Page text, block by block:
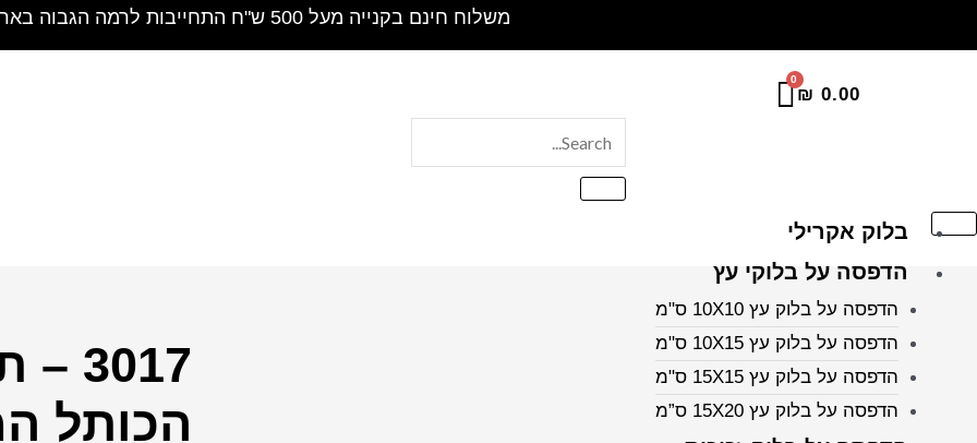
לתוכן
משלוח חינם בקנייה מעל 500 ש"ח התחייבות לרמה הגבוה בארץ !
0.00
₪
בלוק אקרילי
הדפסה על בלוקי עץ
הדפסה על בלוק עץ 10X10 ס"מ
הדפסה על בלוק עץ 10X15 ס"מ
הדפסה על בלוק עץ 15X15 ס"מ
הדפסה על בלוק עץ 15X20 ס”מ
הכותל
כמות
של
3017